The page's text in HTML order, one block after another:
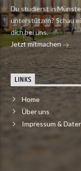
Du studierst in
unterstützen? Schau
dich bei uns.
Jetzt mitmachen
LINKS
Home
Über uns
Impressum &